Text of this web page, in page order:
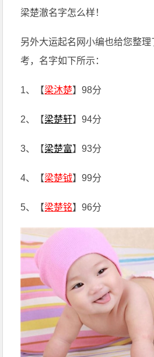
梁楚澈名字怎么样！
另外大运起名网小编也给您整
考，名字如下所示：
1、【梁沐楚】98分
2、【梁楚轩】94分
3、【梁楚富】93分
4、【梁楚钺】99分
5、【梁楚铭】96分